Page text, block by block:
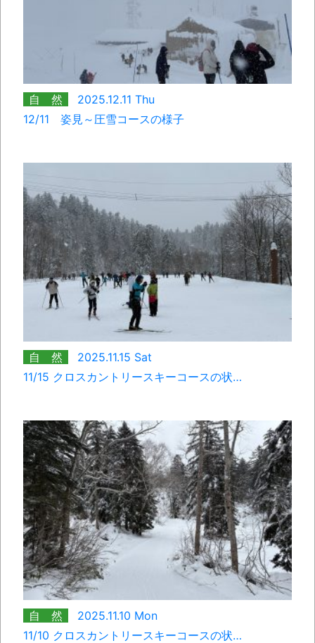
自 然
2025.12.11 Thu
12/11 姿見～圧雪コースの様子
自 然
2025.11.15 Sat
11/15 クロスカントリースキーコースの状…
自 然
2025.11.10 Mon
11/10 クロスカントリースキーコースの状…